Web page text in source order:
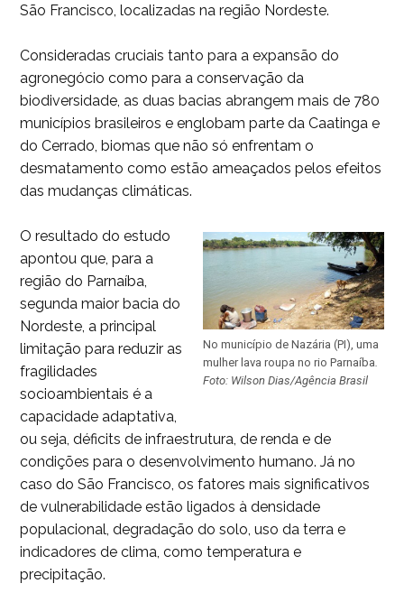
São Francisco, localizadas na região Nordeste.
Consideradas cruciais tanto para a expansão do
agronegócio como para a conservação da
biodiversidade, as duas bacias abrangem mais de 780
municípios brasileiros e englobam parte da Caatinga e
do Cerrado, biomas que não só enfrentam o
desmatamento como estão ameaçados pelos efeitos
das mudanças climáticas.
No município de Nazária (PI), uma
mulher lava roupa no rio Parnaíba
Foto: Wilson Dias/Agência Brasil
O resultado do estudo
apontou que, para a
região do Parnaíba,
segunda maior bacia do
Nordeste, a principal
limitação para reduzir as
fragilidades
socioambientais é a
capacidade adaptativa,
ou seja, déficits de infraestrutura, de renda e de
condições para o desenvolvimento humano. Já no
caso do São Francisco, os fatores mais significativos
de vulnerabilidade estão ligados à densidade
populacional, degradação do solo, uso da terra e
indicadores de clima, como temperatura e
precipitação.